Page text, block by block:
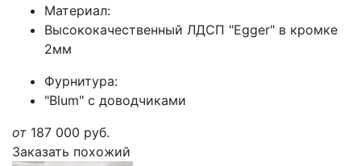
Материал:
Высококачественный ЛДСП "Egger" в кромке
2мм
Фурнитура:
"Blum" с доводчиками
от 187 000 руб.
Заказать похожий